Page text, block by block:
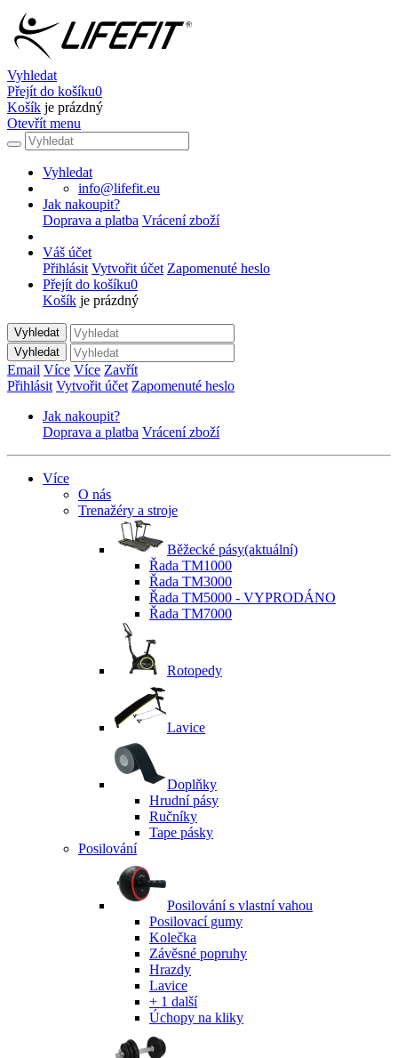
Vyhledat
Přejít do košíku0
Košík je prázdný
Otevřít menu
Vyhledat
info@lifefit.eu
Jak nakoupit?
Doprava a platba Vrácení zboží
Váš účet
Přihlásit Vytvořit účet Zapomenuté heslo
Přejít do košíku0
Košík je prázdný
Vyhledat
Vyhledat
Email Více Více Zavřít
Přihlásit Vytvořit účet Zapomenuté heslo
Jak nakoupit?
Doprava a platba Vrácení zboží
Více
O nás
Trenažéry a stroje
Běžecké pásy(aktuální)
Řada TM1000
Řada TM3000
Řada TM5000 - VYPRODÁNO
Řada TM7000
Rotopedy
Lavice
Doplňky
Hrudní pásy
Ručníky
Tape pásky
Posilování
Posilování s vlastní vahou
Posilovací gumy
Kolečka
Závěsné popruhy
Hrazdy
Lavice
+ 1 další
Úchopy na kliky